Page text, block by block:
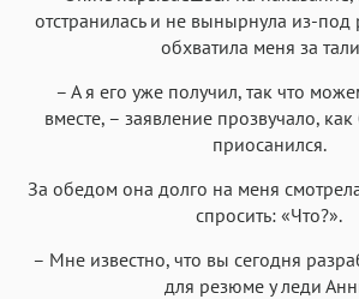
отстранилась и не вынырнула из-под
обхватила меня за
– А я его уже получил, так что
вместе, – заявление прозвучало,
приосанился.
За обедом она долго на меня
спросить: «Что?».
– Мне известно, что вы сегодня
для резюме у леди